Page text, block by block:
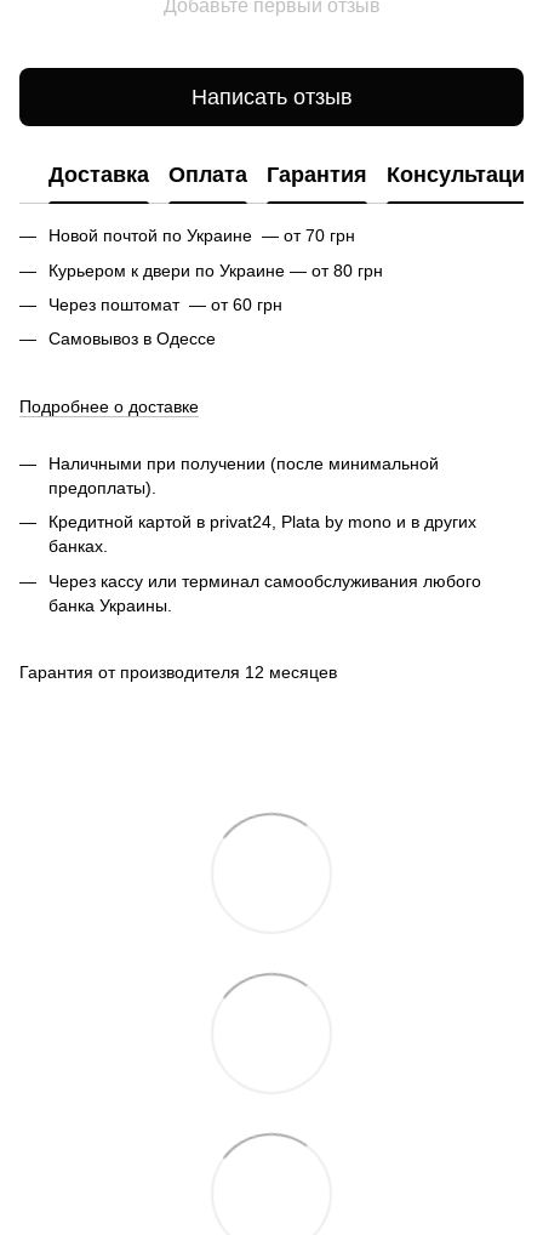
Добавьте первый отзыв
Написать отзыв
Доставка Оплата Гарантия Консультация
Новой почтой по Украине — от 70 грн
Курьером к двери по Украине — от 80 грн
Через поштомат — от 60 грн
Самовывоз в Одессе
Подробнее о доставке
Наличными при получении (после минимальной
предоплаты).
Кредитной картой в privat24, Plata by mono и в других
банках.
Через кассу или терминал самообслуживания любого
банка Украины.
Гарантия от производителя 12 месяцев